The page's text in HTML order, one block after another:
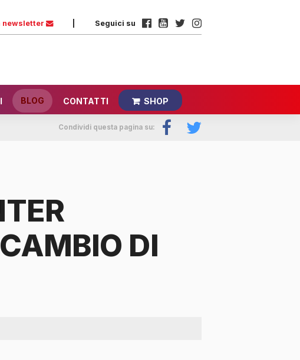
newsletter
Seguici su
BLOG CONTATTI SHOP
Condividi questa pagina su:
DI